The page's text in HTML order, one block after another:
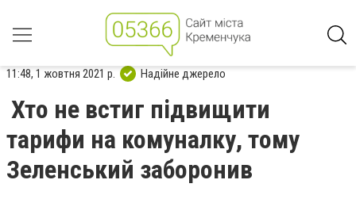
11:48, 1 жовтня 2021 р. Надійне джерело
Хто не встиг підвищити
тарифи на комуналку, тому
Зеленський заборонив